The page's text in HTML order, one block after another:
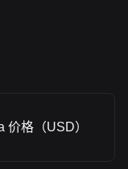
价格（USD）